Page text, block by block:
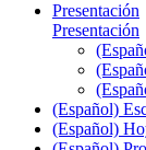
Presentación
Presentación
(Español)
(Español)